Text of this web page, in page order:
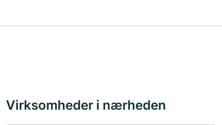
Virksomheder i nærheden